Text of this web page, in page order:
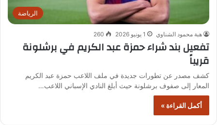
الرياضة
هبة محمود الشناوي 1 يونيو 2026 260
تفعيل بند شراء حمزة عبد الكريم في برشلونة
قريباً
كشف مصدر عن تطورات جديدة في ملف اللاعب حمزة عبد الكريم
المعار إلى صفوف برشلونة حيث أبلغ النادي الإسباني اللاعب…
أكمل القراءة »